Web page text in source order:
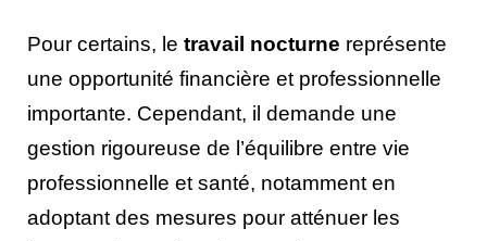
Pour certains, le travail nocturne représente
une opportunité financière et professionnelle
importante. Cependant, il demande une
gestion rigoureuse de l’équilibre entre vie
professionnelle et santé, notamment en
adoptant des mesures pour atténuer les